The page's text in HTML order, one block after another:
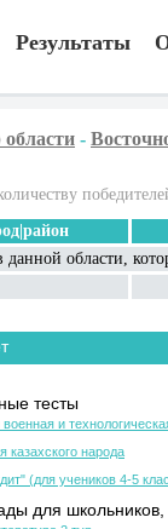
Результаты
-
области,
тесты
и
казахского народа
(для учеников 4-5
для